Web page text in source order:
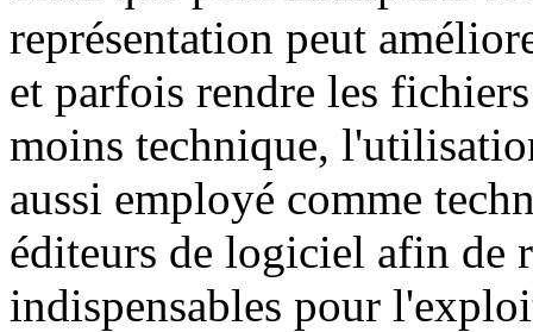
représentation peut
et parfois rendre les
moins technique,
aussi employé comme
éditeurs de logiciel afin de
indispensables pour